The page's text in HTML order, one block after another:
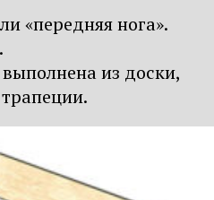
«передняя нога».
из доски,